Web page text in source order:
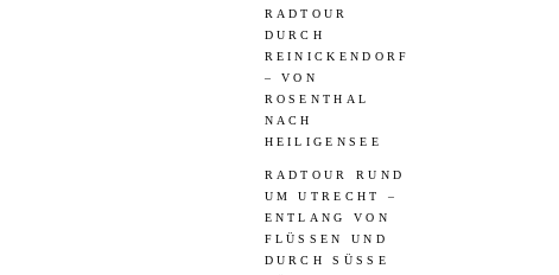
RADTOUR
DURCH
REINICKENDORF
– VON
ROSENTHAL
NACH
HEILIGENSEE
RADTOUR RUND
UM UTRECHT –
ENTLANG VON
FLÜSSEN UND
DURCH SÜSSE D